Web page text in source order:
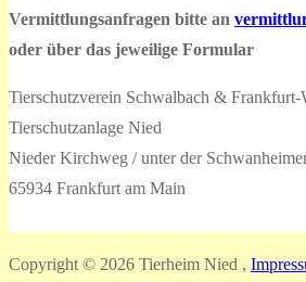
Vermittlungsanfragen bitte an
oder über das jeweilige Formular
Tierschutzverein Schwalbach & Frankfurt-
Tierschutzanlage Nied
Nieder Kirchweg / unter der
65934 Frankfurt am Main
Copyright © 2026 Tierheim Nied ,